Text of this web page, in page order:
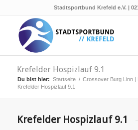
Stadtsportbund Krefeld e.V. |
Krefelder Hospizlauf 9.1
Du bist hier: Startseite / Crossover Burg Linn |
Krefelder Hospizlauf 9.1
Krefelder Hospizlauf 9.1